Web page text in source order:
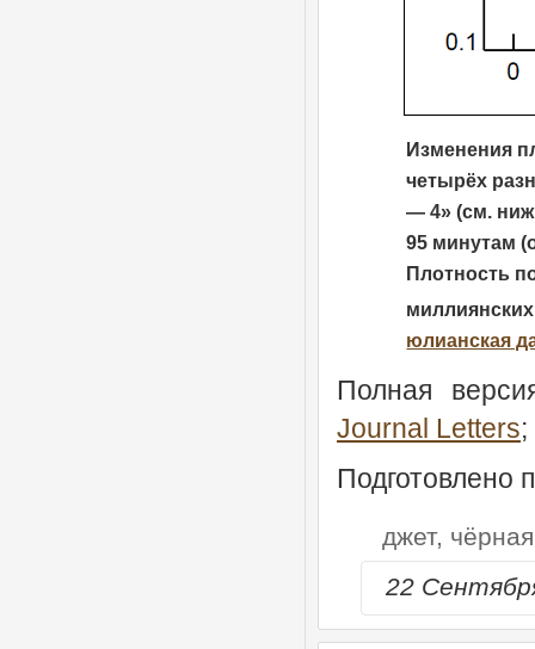
Изменения
четырёх
— 4» (см.
95 минутам
Плотность
юлианская
Полная
Journal Letters;
Подготовлено
джет,
22